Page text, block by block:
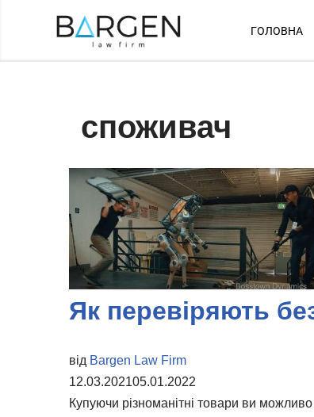
ГОЛОВНА
споживач
Як перевіряють
від Bargen Law Firm
12.03.202105.01.2022
Купуючи різноманітні товари ви